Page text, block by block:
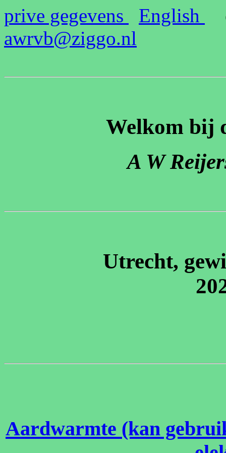
prive gegevens English
awrvb@ziggo.nl
Welkom bij
A W
Utrecht,
Aardwarmte (kan